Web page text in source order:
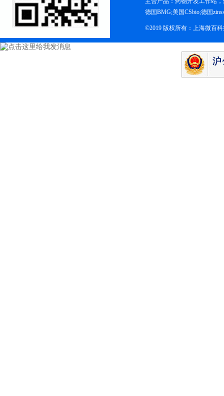
德国BMG;美国CSbio;德国
©2019 版权所有：上海微百